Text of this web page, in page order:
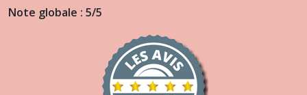
Note globale : 5/5